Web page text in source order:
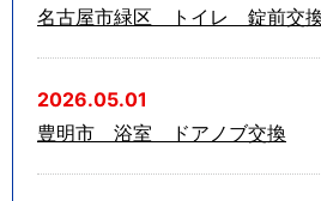
名古屋市緑区 トイレ 錠前交
2026.05.01
豊明市 浴室 ドアノブ交換